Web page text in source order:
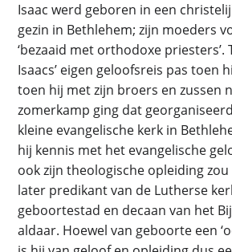
Isaac werd geboren in een
gezin in Bethlehem; zijn moeders
‘bezaaid met orthodoxe priesters’.
Isaacs’ eigen geloofsreis pas toen
toen hij met zijn broers en zussen
zomerkamp ging dat
kleine evangelische kerk in
hij kennis met het evangelische
ook zijn theologische opleiding
later predikant van de Lutherse
geboortestad en decaan van het
aldaar. Hoewel van geboorte een